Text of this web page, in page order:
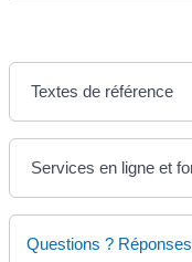
Textes de référence
Services en ligne et
Questions ?